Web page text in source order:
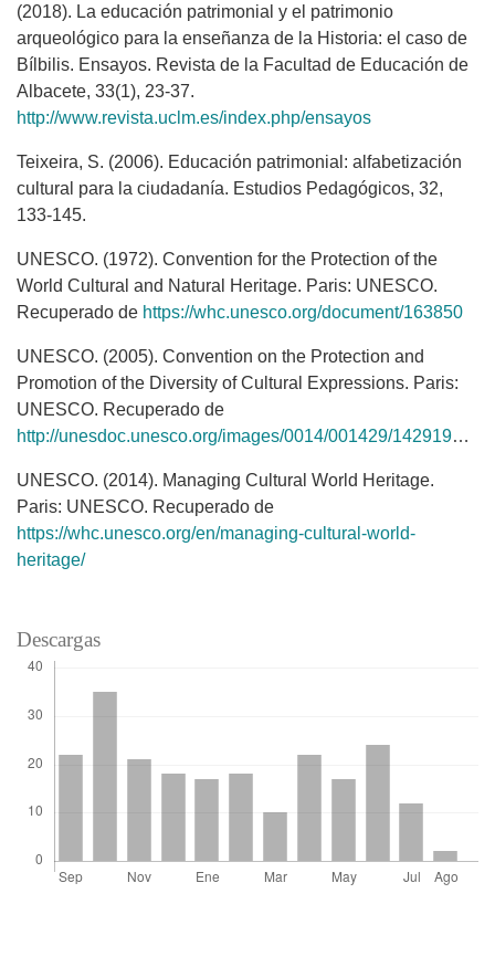
(2018). La educación patrimonial y el patrimonio
arqueológico para la enseñanza de la Historia: el caso de
Bílbilis. Ensayos. Revista de la Facultad de Educación de
Albacete, 33(1), 23-37.
http://www.revista.uclm.es/index.php/ensayos
Teixeira, S. (2006). Educación patrimonial: alfabetización
cultural para la ciudadanía. Estudios Pedagógicos, 32,
133-145.
UNESCO. (1972). Convention for the Protection of the
World Cultural and Natural Heritage. Paris: UNESCO.
Recuperado de https://whc.unesco.org/document/163850
UNESCO. (2005). Convention on the Protection and
Promotion of the Diversity of Cultural Expressions. Paris:
UNESCO. Recuperado de
http://unesdoc.unesco.org/images/0014/001429/142919e.pdf
UNESCO. (2014). Managing Cultural World Heritage.
Paris: UNESCO. Recuperado de
https://whc.unesco.org/en/managing-cultural-world-
heritage/
Descargas